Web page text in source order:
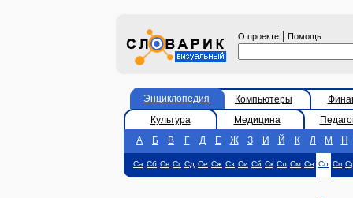
О проекте | Помощь
Энциклопедия Компьютеры
Культура
Медицина
А
Б В Г Д Е Ж З И Й К Л М Н
Са Сб Св Сг Сд Се Сж Сз Си Сй Ск Сл См Сн Со Сп